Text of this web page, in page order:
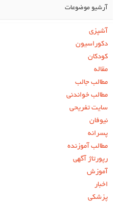
آرشیو موضوعات
آشپزی
دکوراسیون
کودکان
مقاله
مطالب جالب
مطالب خواندنی
سایت تفریحی
نیوفان
پسرانه
مطالب آموزنده
رپورتاژ آگهی
آموزش
اخبار
پزشکی